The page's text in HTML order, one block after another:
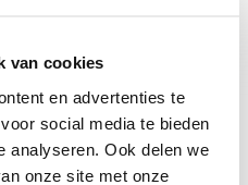
van cookies
en advertenties te
social media te bieden
analyseren. Ook delen we
onze site met onze